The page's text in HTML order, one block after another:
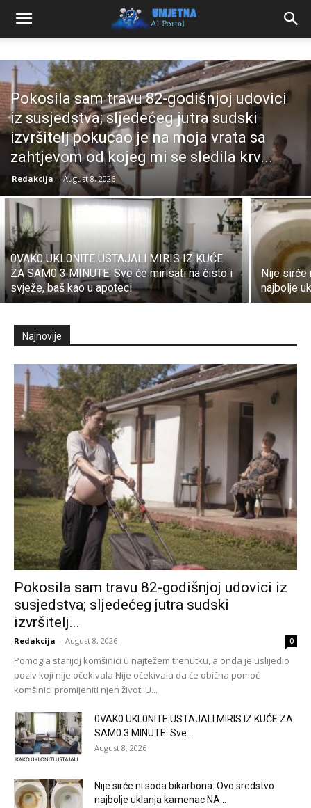
Pokosila sam travu 82-godišnjoj udovici
iz susjedstva; sljedećeg jutra sudski
izvršitelj pokucao je na moja vrata sa
zahtjevom od kojeg mi se sledila krv...
Redakcija - August 8, 2026
0VAK0 UKL0NlTE USTAJALl MIRIS IZ KUĆE
ZA SAM0 3 MINUTE: Sve će mirisati na čisto i
svježe, baš kao u apoteci
Nije sirće
najbolje
Najnovije
Pokosila sam travu 82-godišnjoj udovici iz
susjedstva; sljedećeg jutra sudski
izvršitelj...
Redakcija - August 8, 2026 0
Pomogla starijoj komšinici u najtežem trenutku, a onda je uslijedio
poziv koji nije očekivala Nije očekivala da će obična pomoć
komšinici promijeniti njen život. U...
0VAK0 UKL0NlTE USTAJALl MIRIS IZ KUĆE ZA
SAM0 3 MINUTE: Sve...
August 8, 2026
Nije sirće ni soda bikarbona: Ovo sredstvo
najbolje uklanja kamenac NA...